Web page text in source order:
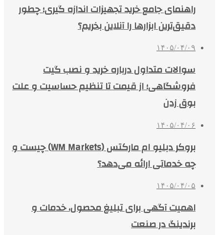
راهنمای جامع خرید تجهیزات اندازه گیری؛ چطور
دقیق‌ترین ابزارها را آنلاین بخریم؟
۱۴۰۵/۰۴/۰۹
سوالات متداول درباره خرید و نصب گیت
فروشگاهی؛ از قیمت تا تنظیم حساسیت و علت
بوق زدن
۱۴۰۵/۰۴/۰۶
بروکر دبلیو ام مارکتس (WM Markets) چیست و
چه خدماتی ارائه می‌دهد؟
۱۴۰۵/۰۴/۰۵
اهمیت آگهی برای تبلیغ محصول، خدمات و
برندینگ در صنعت